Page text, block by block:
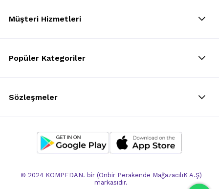
Müşteri Hizmetleri
Popüler Kategoriler
Sözleşmeler
© 2024 KOMPEDAN. bir (Onbir Perakende MağazacılıK A.Ş)
markasıdır.